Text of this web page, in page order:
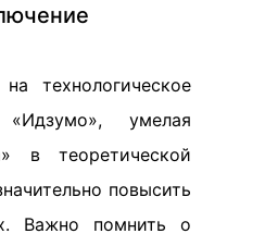
технологическое
«Идзумо», умелая
в теоретической
повысить
Важно помнить о